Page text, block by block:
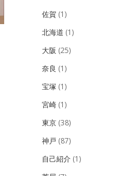
佐賀(1)
北海道 (1)
大阪 (25)
奈良 (1)
宝塚(1)
宮崎(1)
東京(38)
神戸 (87)
自己紹介(1)